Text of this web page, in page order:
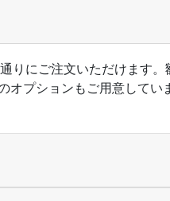
りにご注文いただけます
オプションもご用意してい